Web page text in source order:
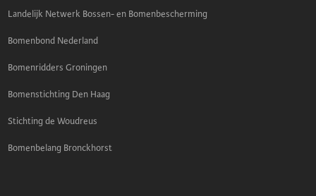
Landelijk Netwerk Bossen- en Bomenbescherming
Bomenbond Nederland
Bomenridders Groningen
Bomenstichting Den Haag
Stichting de Woudreus
Bomenbelang Bronckhorst